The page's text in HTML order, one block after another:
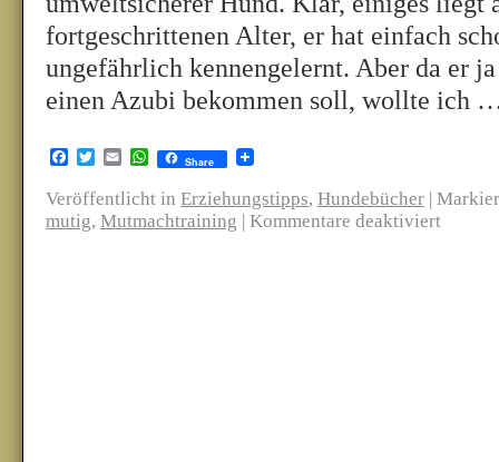
fortgeschrittenen Alter, er hat einfach
ungefährlich kennengelernt. Aber da er
einen Azubi bekommen soll, wollte ich
Facebook
TwitterEmailWhatsApp
Share
Veröffentlicht in Erziehungstipps, Hundebücher |
mutig, Mutmachtraining | Kommentare deaktiviert